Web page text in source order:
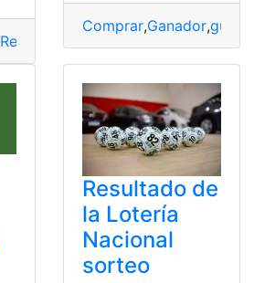
Resultados
Comprar,Ganador,
Resultado de
la Lotería
Nacional
sorteo